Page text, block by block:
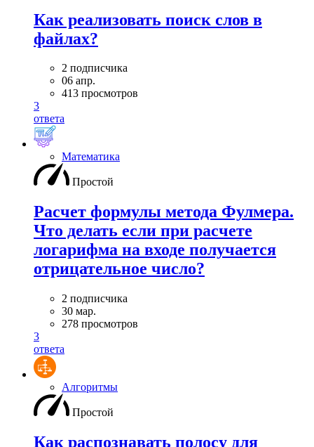
Как реализовать поиск слов в
файлах?
2 подписчика
06 апр.
413 просмотров
3
ответа
Математика
Простой
Расчет формулы метода Фулмера.
Что делать если при расчете
логарифма на входе получается
отрицательное число?
2 подписчика
30 мар.
278 просмотров
3
ответа
Алгоритмы
Простой
Как распознавать полосу для